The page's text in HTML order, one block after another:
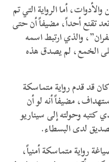
أما الرواية التي تم
تقنع أحداً، مضيفاً أن حتى
والذي ارتبط اسمه
الخمع، لم يصدق هذه
قد قدم رواية متماسكة
مضيفاً أنه لو أن
وحولته إلى سيناريو
لدى البسطاء.
رواية متماسكة أمنياً،